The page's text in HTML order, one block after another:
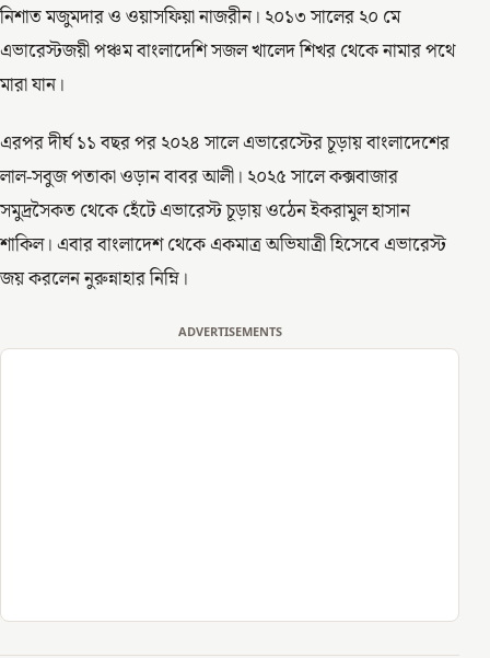
নিশাত মজুমদার ও ওয়াসফিয়া নাজরীন। ২০১৩ সালের ২০ মে
এভারেস্টজয়ী পঞ্চম বাংলাদেশি সজল খালেদ শিখর থেকে নামার পথে
মারা যান।
এরপর দীর্ঘ ১১ বছর পর ২০২৪ সালে এভারেস্টের চূড়ায় বাংলাদেশের
লাল-সবুজ পতাকা ওড়ান বাবর আলী। ২০২৫ সালে কক্সবাজার
সমুদ্রসৈকত থেকে হেঁটে এভারেস্ট চূড়ায় ওঠেন ইকরামুল হাসান
শাকিল। এবার বাংলাদেশ থেকে একমাত্র অভিযাত্রী হিসেবে এভারেস্ট
জয় করলেন নুরুন্নাহার নিম্নি।
ADVERTISEMENTS